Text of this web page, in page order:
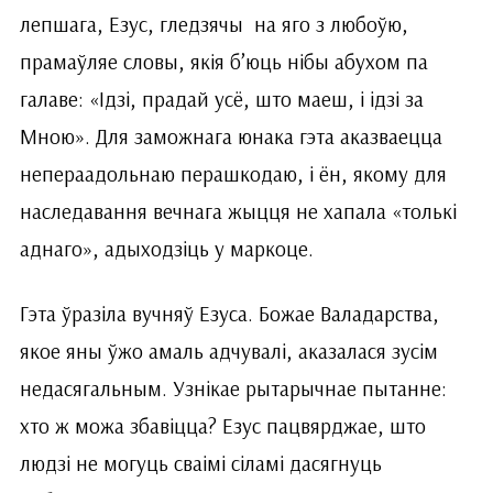
лепшага, Езус, гледзячы на яго з любоўю,
прамаўляе словы, якія б’юць нібы абухом па
галаве: «Ідзі, прадай усё, што маеш, і ідзі за
Мною». Для заможнага юнака гэта аказваецца
непераадольнаю перашкодаю, і ён, якому для
наследавання вечнага жыцця не хапала «толькі
аднаго», адыходзіць у маркоце.
Гэта ўразіла вучняў Езуса. Божае Валадарства,
якое яны ўжо амаль адчувалі, аказалася зусім
недасягальным. Узнікае рытарычнае пытанне:
хто ж можа збавіцца? Езус пацвярджае, што
людзі не могуць сваімі сіламі дасягнуць